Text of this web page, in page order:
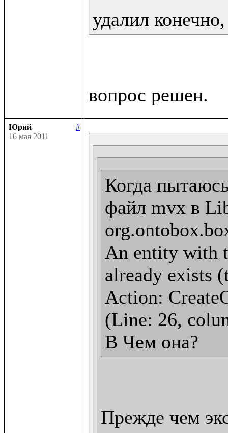
удалил
Юрий
#
16 мая 2011
Когда
файл mvx в
An entity with
already exists
Action:
(Line: 26,
В Чем она?
Прежде чем